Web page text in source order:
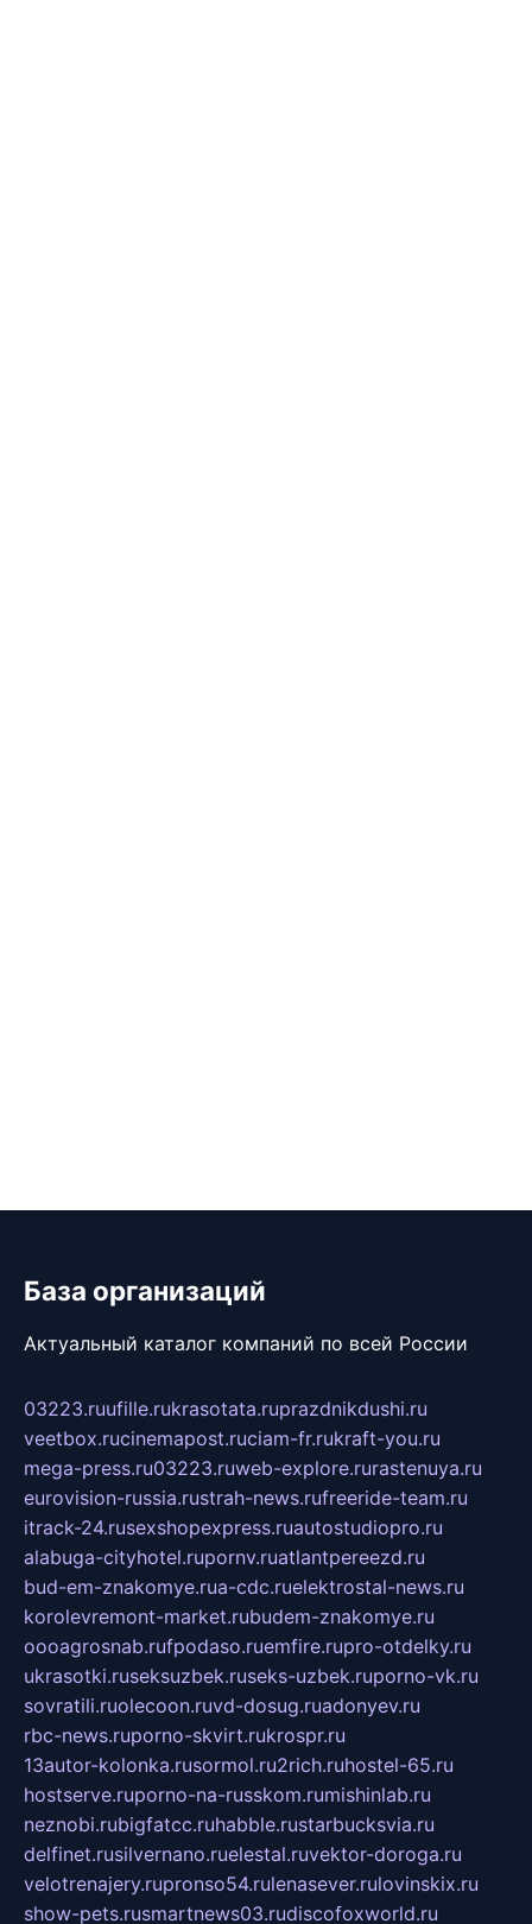
База организаций
Актуальный каталог компаний по всей России
03223.ruufille.rukrasotata.ruprazdnikdushi.ru
veetbox.rucinemapost.ruciam-fr.rukraft-you.ru
mega-press.ru03223.ruweb-explore.rurastenuya.ru
eurovision-russia.rustrah-news.rufreeride-team.ru
itrack-24.rusexshopexpress.ruautostudiopro.ru
alabuga-cityhotel.rupornv.ruatlantpereezd.ru
bud-em-znakomye.rua-cdc.ruelektrostal-news.ru
korolevremont-market.rubudem-znakomye.ru
oooagrosnab.rufpodaso.ruemfire.rupro-otdelky.ru
ukrasotki.ruseksuzbek.ruseks-uzbek.ruporno-vk.ru
sovratili.ruolecoon.ruvd-dosug.ruadonyev.ru
rbc-news.ruporno-skvirt.rukrospr.ru
13autor-kolonka.rusormol.ru2rich.ruhostel-65.ru
hostserve.ruporno-na-russkom.rumishinlab.ru
neznobi.rubigfatcc.ruhabble.rustarbucksvia.ru
delfinet.rusilvernano.ruelestal.ruvektor-doroga.ru
velotrenajery.rupronso54.rulenasever.rulovinskix.ru
show-pets.rusmartnews03.rudiscofoxworld.ru